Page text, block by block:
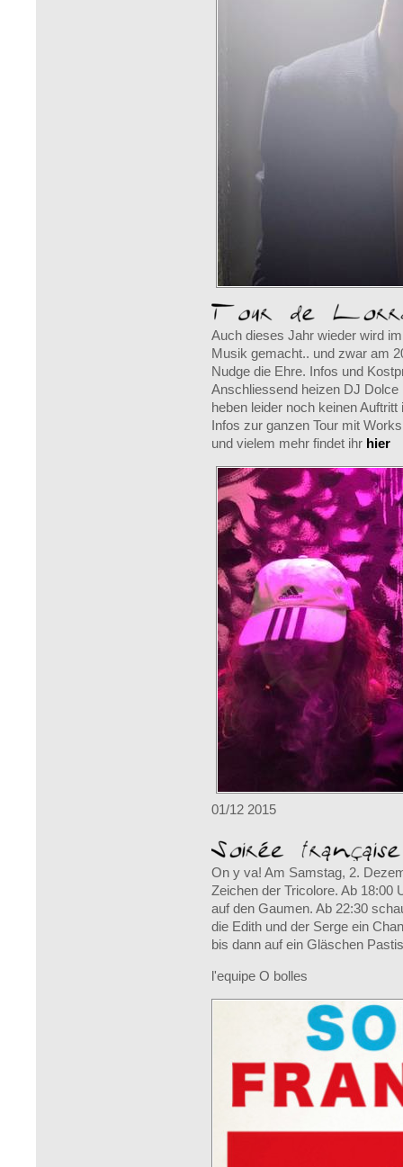
Auch dieses Jahr wieder wird
Musik gemacht.. und zwar am
Nudge die Ehre. Infos und
Anschliessend heizen DJ
heben leider noch keinen
Infos zur ganzen Tour mit
und vielem mehr findet ihr hier
01/12 2015
On y va! Am Samstag, 2.
Zeichen der Tricolore. Ab 18:00
auf den Gaumen. Ab 22:30
die Edith und der Serge ein
bis dann auf ein Gläschen Pastis
l'equipe O bolles